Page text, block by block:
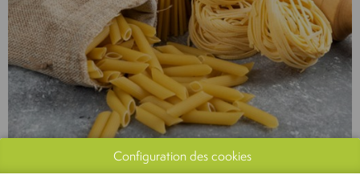
Configuration des cookies